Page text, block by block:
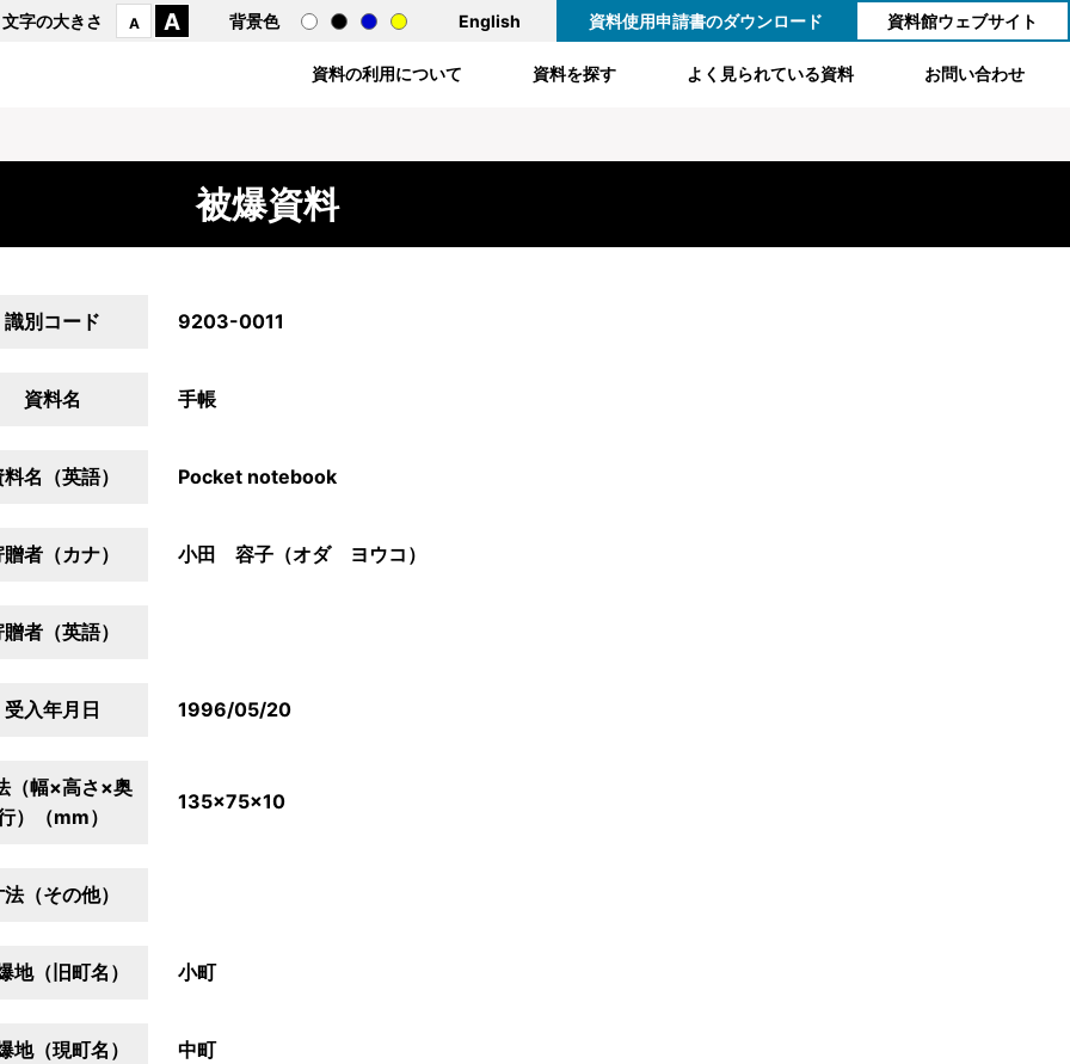
文字の大きさ A A 背景色 English 資料使用申請書のダウンロード 資料館ウェブサイト
資料の利用について 資料を探す よく見られている資料 お問い合わせ
被爆資料
識別コード 9203-0011
資料名 手帳
名（英語） Pocket notebook
者（カナ） 小田 容子（オダ ヨウコ）
者（英語）
受入年月日 1996/05/20
（幅×高さ×奥
）（mm）
135×75×10
（その他）
地（旧町名） 小町
地（現町名） 中町